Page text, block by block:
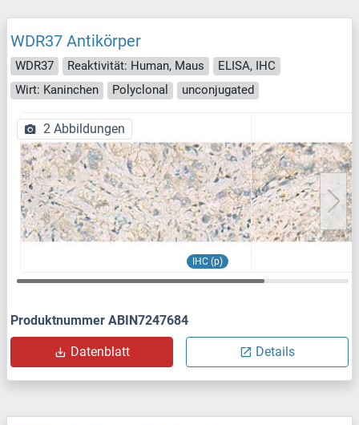
WDR37 Antikörper
WDR37 Reaktivität: Human, Maus
ELISA, IHC
Wirt: Kaninchen
Polyclonal unconjugated
IHC (p)
2 Abbildungen
Produktnummer ABIN7247684
Datenblatt Details